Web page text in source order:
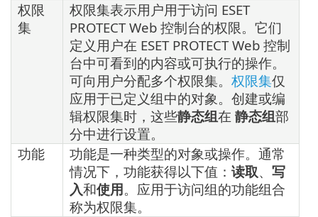
权限
集
权限集表示用户用于访问 ESET
PROTECT Web 控制台的权限。它们
定义用户在 ESET PROTECT Web 控制
台中可看到的内容或可执行的操作。
可向用户分配多个权限集。 权限集仅
应用于已定义组中的对象。创建或编
辑权限集时，这些静态组在 静态组部
分中进行设置。
功能
功能是一种类型的对象或操作。通常
情况下，功能获得以下值： 读取、 写
入和使用。应用于访问组的功能组合
称为权限集。